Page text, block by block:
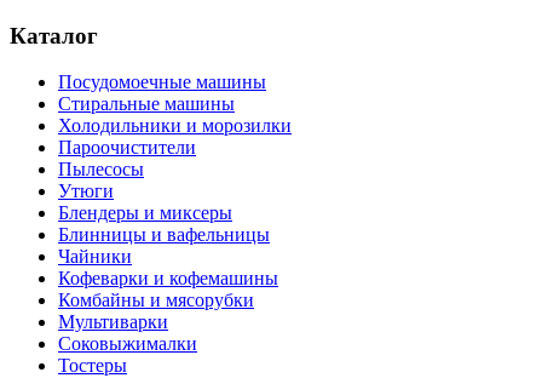
Каталог
Посудомоечные машины
Стиральные машины
Холодильники и морозилки
Пароочистители
Пылесосы
Утюги
Блендеры и миксеры
Блинницы и вафельницы
Чайники
Кофеварки и кофемашины
Комбайны и мясорубки
Мультиварки
Соковыжималки
Тостеры